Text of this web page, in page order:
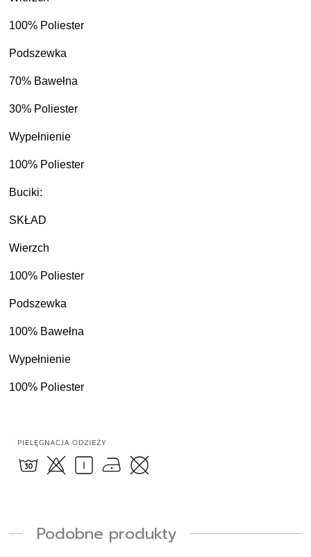
100% Poliester
Podszewka
70% Bawełna
30% Poliester
Wypełnienie
100% Poliester
Buciki:
SKŁAD
Wierzch
100% Poliester
Podszewka
100% Bawełna
Wypełnienie
100% Poliester
Podobne produkty